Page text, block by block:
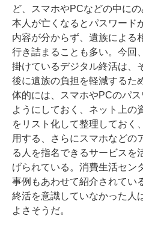
ど、スマホやPCなどの中にの
本人が亡くなるとパスワード
内容が分からず、遺族による
行き詰まることも多い。今回
掛けているデジタル終活は、
後に遺族の負担を軽減するた
体的には、スマホやPCのパ
ようにしておく、ネット上の
をリスト化して整理しておく
用する、さらにスマホなどの
る人を指名できるサービスを
げられている。消費生活セン
事例もあわせて紹介されてい
終活を意識していなかった人
よさそうだ。